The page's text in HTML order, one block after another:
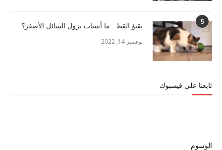
5 تقيؤ القط.. ما أسباب نزول السائل الأصفر؟
نوفمبر 14, 2022
تابعنا علي فيسبوك
الوسوم